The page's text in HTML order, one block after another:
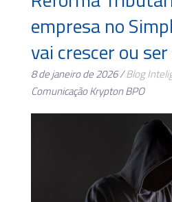
empresa no
vai crescer ou
8 de janeiro de 2026 /Blog
Comunicação Krypton BPO